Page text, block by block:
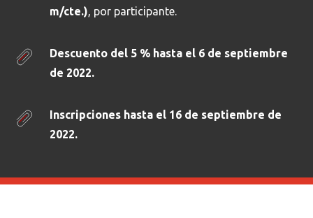
m/cte.), por participante.
Descuento del 5 % hasta el 6 de septiembre
de 2022.
Inscripciones hasta el 16 de septiembre de
2022.